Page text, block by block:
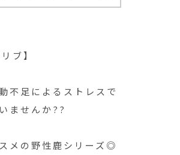
ブ】
不足によるストレスで
ませんか??
メの野性鹿シリーズ◎